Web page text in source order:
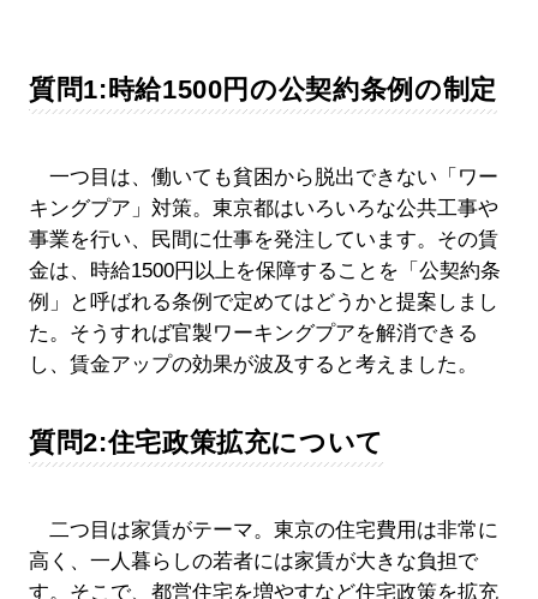
質問1:時給1500円の公契約条例の制定
一つ目は、働いても貧困から脱出できない「ワー
キングプア」対策。東京都はいろいろな公共工事や
事業を行い、民間に仕事を発注しています。その賃
金は、時給1500円以上を保障することを「公契約条
例」と呼ばれる条例で定めてはどうかと提案しまし
た。そうすれば官製ワーキングプアを解消できる
し、賃金アップの効果が波及すると考えました。
質問2:住宅政策拡充について
二つ目は家賃がテーマ。東京の住宅費用は非常に
高く、一人暮らしの若者には家賃が大きな負担で
す。そこで、都営住宅を増やすなど住宅政策を拡充